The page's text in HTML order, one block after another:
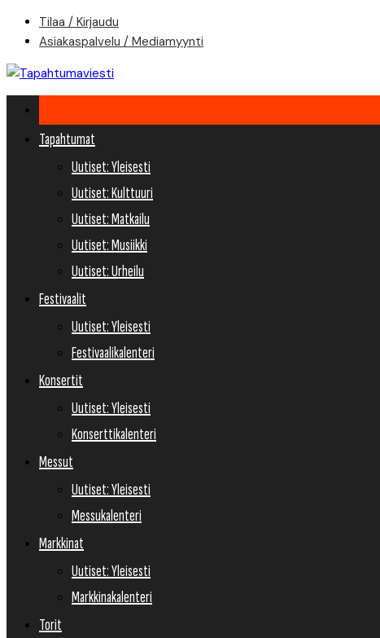
Skip
content
Tilaa / Kirjaudu
Asiakaspalvelu / Mediamyynti
Tapahtumat
Uutiset: Yleisesti
Uutiset: Kulttuuri
Uutiset: Matkailu
Uutiset: Musiikki
Uutiset: Urheilu
Festivaalit
Uutiset: Yleisesti
Festivaalikalenteri
Konsertit
Uutiset: Yleisesti
Konserttikalenteri
Messut
Uutiset: Yleisesti
Messukalenteri
Markkinat
Uutiset: Yleisesti
Markkinakalenteri
Torit